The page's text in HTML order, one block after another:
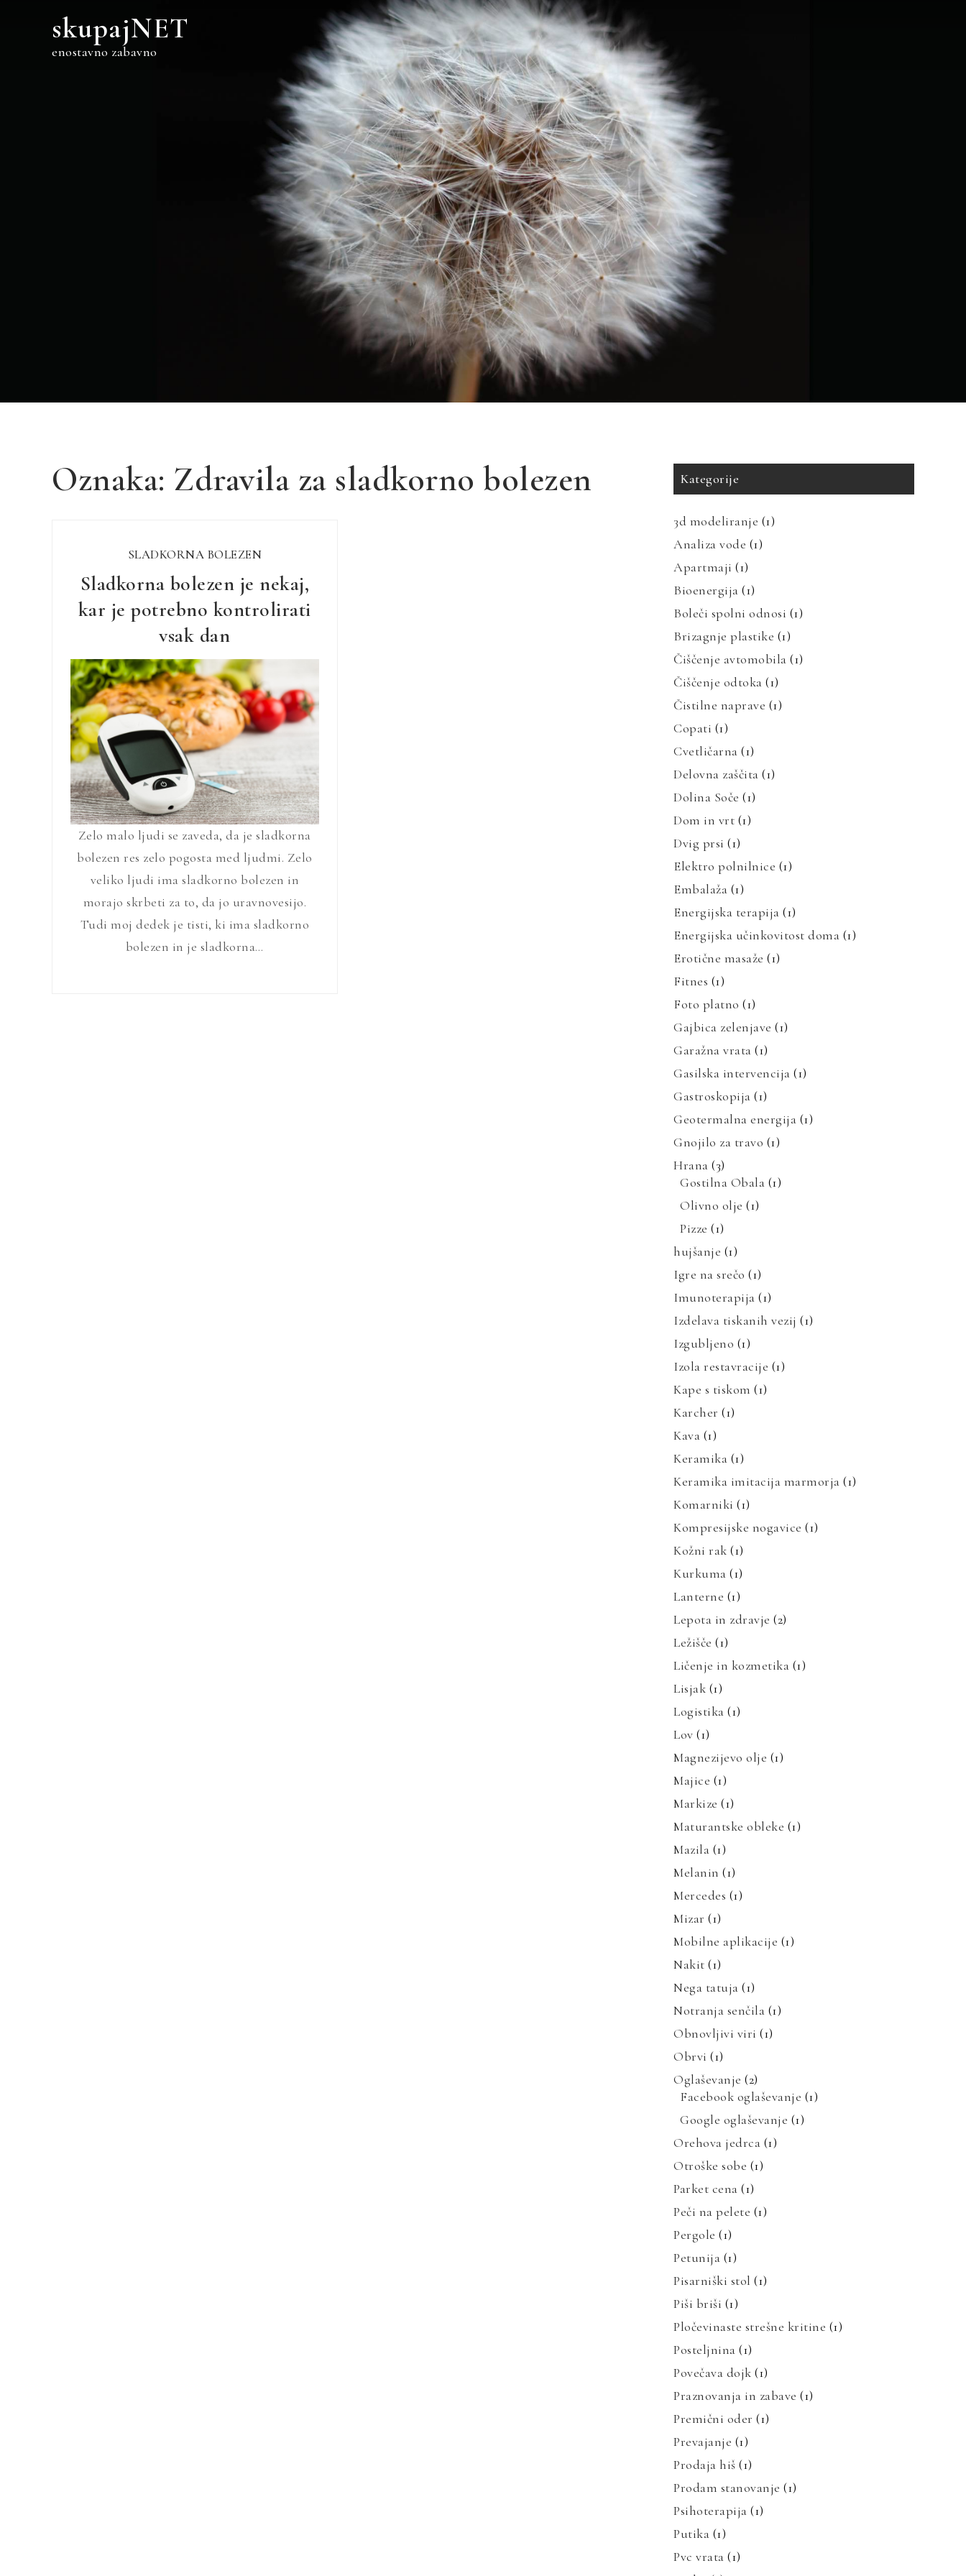
skupajNET
enostavno zabavno
Oznaka: Zdravila za sladkorno bolezen
SLADKORNA BOLEZEN
Sladkorna bolezen je nekaj,
kar je potrebno kontrolirati
vsak dan
Zelo malo ljudi se zaveda, da je sladkorna
bolezen res zelo pogosta med ljudmi. Zelo
veliko ljudi ima sladkorno bolezen in
morajo skrbeti za to, da jo uravnovesijo.
Tudi moj dedek je tisti, ki ima sladkorno
bolezen in je sladkorna…
Kategorije
3d modeliranje (1)
Analiza vode (1)
Apartmaji (1)
Bioenergija (1)
Boleči spolni odnosi (1)
Brizagnje plastike (1)
Čiščenje avtomobila (1)
Čiščenje odtoka (1)
Čistilne naprave (1)
Copati (1)
Cvetličarna (1)
Delovna zaščita (1)
Dolina Soče (1)
Dom in vrt (1)
Dvig prsi (1)
Elektro polnilnice (1)
Embalaža (1)
Energijska terapija (1)
Energijska učinkovitost doma (1)
Erotične masaže (1)
Fitnes (1)
Foto platno (1)
Gajbica zelenjave (1)
Garažna vrata (1)
Gasilska intervencija (1)
Gastroskopija (1)
Geotermalna energija (1)
Gnojilo za travo (1)
Hrana (3)
Gostilna Obala (1)
Olivno olje (1)
Pizze (1)
hujšanje (1)
Igre na srečo (1)
Imunoterapija (1)
Izdelava tiskanih vezij (1)
Izgubljeno (1)
Izola restavracije (1)
Kape s tiskom (1)
Karcher (1)
Kava (1)
Keramika (1)
Keramika imitacija marmorja (1)
Komarniki (1)
Kompresijske nogavice (1)
Kožni rak (1)
Kurkuma (1)
Lanterne (1)
Lepota in zdravje (2)
Ležišče (1)
Ličenje in kozmetika (1)
Lisjak (1)
Logistika (1)
Lov (1)
Magnezijevo olje (1)
Majice (1)
Markize (1)
Maturantske obleke (1)
Mazila (1)
Melanin (1)
Mercedes (1)
Mizar (1)
Mobilne aplikacije (1)
Nakit (1)
Nega tatuja (1)
Notranja senčila (1)
Obnovljivi viri (1)
Obrvi (1)
Oglaševanje (2)
Facebook oglaševanje (1)
Google oglaševanje (1)
Orehova jedrca (1)
Otroške sobe (1)
Parket cena (1)
Peči na pelete (1)
Pergole (1)
Petunija (1)
Pisarniški stol (1)
Piši briši (1)
Pločevinaste strešne kritine (1)
Posteljnina (1)
Povečava dojk (1)
Praznovanja in zabave (1)
Premični oder (1)
Prevajanje (1)
Prodaja hiš (1)
Prodam stanovanje (1)
Psihoterapija (1)
Putika (1)
Pvc vrata (1)